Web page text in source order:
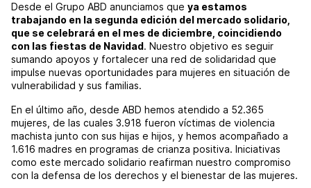
Desde el Grupo ABD anunciamos que ya estamos
trabajando en la segunda edición del mercado solidario,
que se celebrará en el mes de diciembre, coincidiendo
con las fiestas de Navidad. Nuestro objetivo es seguir
sumando apoyos y fortalecer una red de solidaridad que
impulse nuevas oportunidades para mujeres en situación de
vulnerabilidad y sus familias.
En el último año, desde ABD hemos atendido a 52.365
mujeres, de las cuales 3.918 fueron víctimas de violencia
machista junto con sus hijas e hijos, y hemos acompañado a
1.616 madres en programas de crianza positiva. Iniciativas
como este mercado solidario reafirman nuestro compromiso
con la defensa de los derechos y el bienestar de las mujeres.